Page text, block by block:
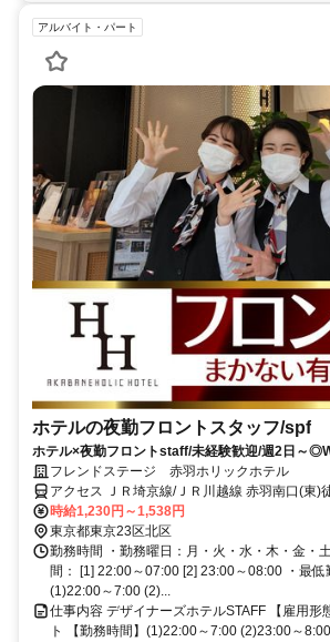
アルバイト・パート
ホテルの夜勤フロントスタッフ/spf
ホテル×夜勤フロントstaff/未経験歓迎/週2日～
ュー歓迎！
フレンドステージ 赤羽ホリックホテル
アクセス ＪＲ埼京線/ＪＲ川越線 赤羽南口(東)
宿ライン 赤羽南口(東)徒歩約2分、ＪＲ宇都宮
上野東京ライン/ＪＲ高崎線 赤羽南口(東)徒歩約
時給1,230円～1,538円
東京都東京23区北区
勤務時間 ・勤務曜日：月・火・水・木・金・
間： [1] 22:00～07:00 [2] 23:00～08:00 ・最低
(1)22:00～7:00 (2)...
仕事内容 デザイナーズホテルSTAFF 【雇用形
ト 【勤務時間】(1)22:00～7:00 (2)23:00～